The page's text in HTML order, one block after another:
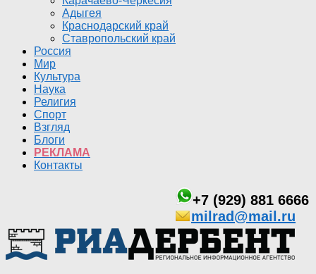
Адыгея
Краснодарский край
Ставропольский край
Россия
Мир
Культура
Наука
Религия
Спорт
Взгляд
Блоги
РЕКЛАМА
Контакты
+7 (929) 881 6666
milrad@mail.ru